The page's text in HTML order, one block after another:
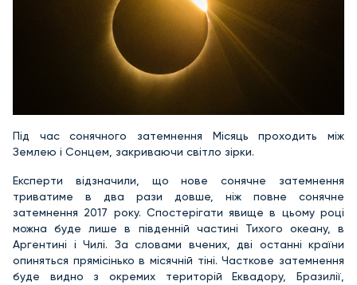
Під час сонячного затемнення Місяць проходить між
Землею і Сонцем, закриваючи світло зірки.
Експерти відзначили, що нове сонячне затемнення
триватиме в два рази довше, ніж повне сонячне
затемнення 2017 року. Спостерігати явище в цьому році
можна буде лише в південній частині Тихого океану, в
Аргентині і Чилі. За словами вчених, дві останні країни
опиняться прямісінько в місячній тіні. Часткове затемнення
буде видно з окремих територій Еквадору, Бразилії,